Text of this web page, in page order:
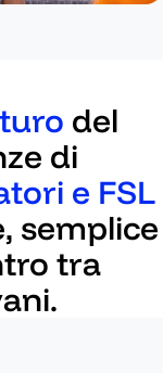
del
di
e FSL
semplice
tra